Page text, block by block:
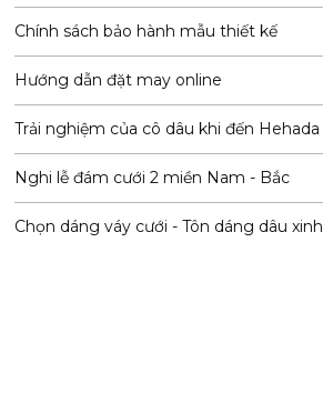
Chính sách bảo hành mẫu thiết kế
Hướng dẫn đặt may online
Trải nghiệm của cô dâu khi đến Hehada
Nghi lễ đám cưới 2 miền Nam - Bắc
Chọn dáng váy cưới - Tôn dáng dâu xinh